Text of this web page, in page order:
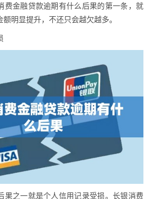
费金融贷款逾期有什么后果的第一条，就
明显提升，不还只会越欠越多。
果之一就是个人信用记录受损。长银消费